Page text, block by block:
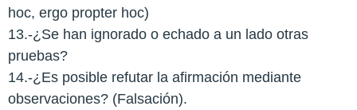
hoc, ergo propter hoc)
13.-¿Se han ignorado o echado a un lado otras
pruebas?
14.-¿Es posible refutar la afirmación mediante
observaciones? (Falsación).